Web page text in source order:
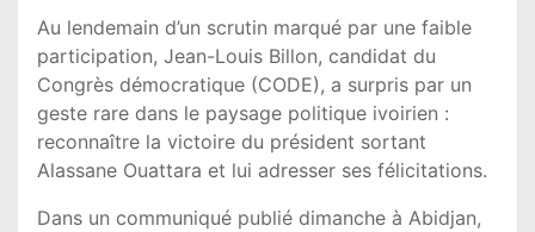
Au lendemain d’un scrutin marqué par une faible
participation, Jean-Louis Billon, candidat du
Congrès démocratique (CODE), a surpris par un
geste rare dans le paysage politique ivoirien :
reconnaître la victoire du président sortant
Alassane Ouattara et lui adresser ses félicitations.
Dans un communiqué publié dimanche à Abidjan,